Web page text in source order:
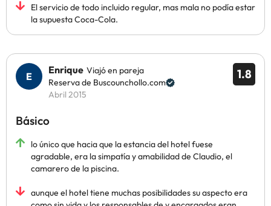
El servicio de todo incluido regular, mas mala no podía estar
la supuesta Coca-Cola.
1.8
Enrique Viajó en pareja
Reserva de Buscounchollo.com
Abril 2015
Básico
lo único que hacia que la estancia del hotel fuese
agradable, era la simpatía y amabilidad de Claudio, el
camarero de la piscina.
aunque el hotel tiene muchas posibilidades su aspecto era